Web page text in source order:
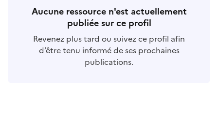
Aucune ressource n'est actuellement
publiée sur ce profil
Revenez plus tard ou suivez ce profil afin
d’être tenu informé de ses prochaines
publications.